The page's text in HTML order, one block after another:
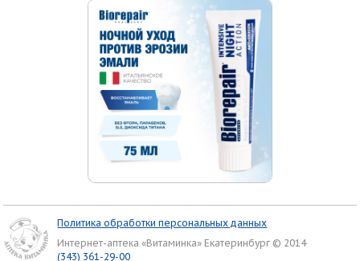
Политика обработки персональных данных
Интернет-аптека «Витаминка» Екатеринбург © 2014
(343) 361-29-00